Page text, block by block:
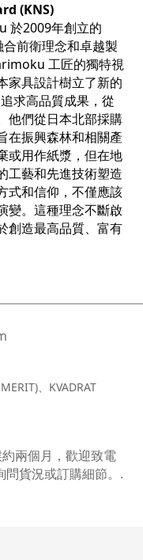
(KNS)
於2009年創立的
前衛理念和卓越製
工匠的獨特視
家具設計樹立了新的
求高品質成果，從
他們從日本北部採購
在振興森林和相關產
或用作紙漿，但在地
工藝和先進技術塑造
式和信仰，不僅應該
變。這種理念不斷啟
創造最高品質、富有
、KVADRAT
兩個月，歡迎致電
貨況或訂購細節。 .